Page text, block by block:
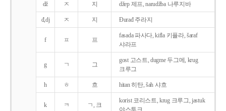
dž ㅈ 지 džep 제프, narudžba 나루지바
đ,dj ㅈ 지 Ðurađ 주라지
f ㅍ 프
fasada 파사다, kifla 키플라, šaraf
샤라프
g ㄱ 그
gost 고스트, dugme 두그메, krug
크루그
h ㅎ 흐 hitan 히탄, šah 샤흐
k ㅋ ㄱ, 크
korist 코리스트, krug 크루그, jastuk
야스투크